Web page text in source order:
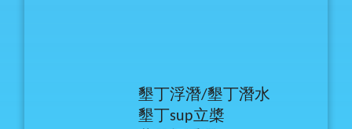
墾丁浮潛/墾丁潛水
墾丁sup立槳